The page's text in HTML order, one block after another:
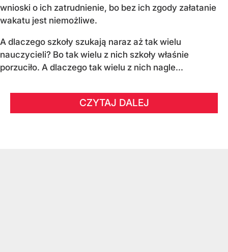
wnioski o ich zatrudnienie, bo bez ich zgody załatanie
wakatu jest niemożliwe.
A dlaczego szkoły szukają naraz aż tak wielu
nauczycieli? Bo tak wielu z nich szkoły właśnie
porzuciło. A dlaczego tak wielu z nich nagle...
CZYTAJ DALEJ